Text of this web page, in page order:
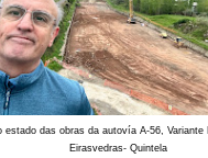
estado das obras da autovía A-56,
Eirasvedras- Quintela